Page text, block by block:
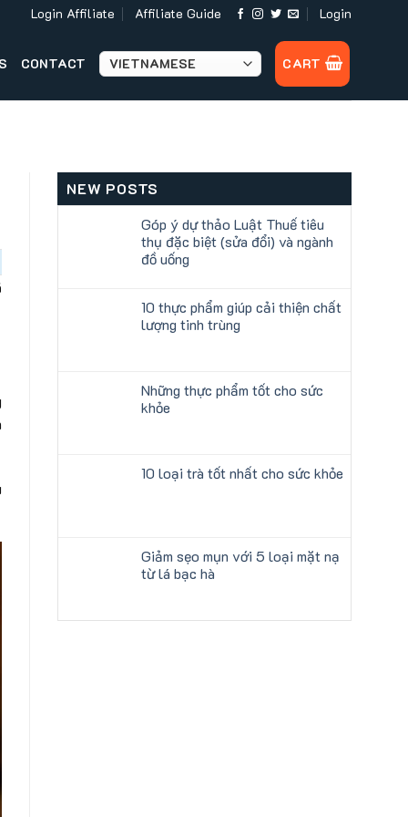
Login Affiliate Affiliate Guide Login
CONTACT CART
NEW POSTS
Góp ý dự thảo Luật Thuế tiêu
thụ đặc biệt (sửa đổi) và ngành
đồ uống
10 thực phẩm giúp cải thiện chất
lượng tinh trùng
Những thực phẩm tốt cho sức
khỏe
10 loại trà tốt nhất cho sức khỏe
Giảm sẹo mụn với 5 loại mặt nạ
từ lá bạc hà